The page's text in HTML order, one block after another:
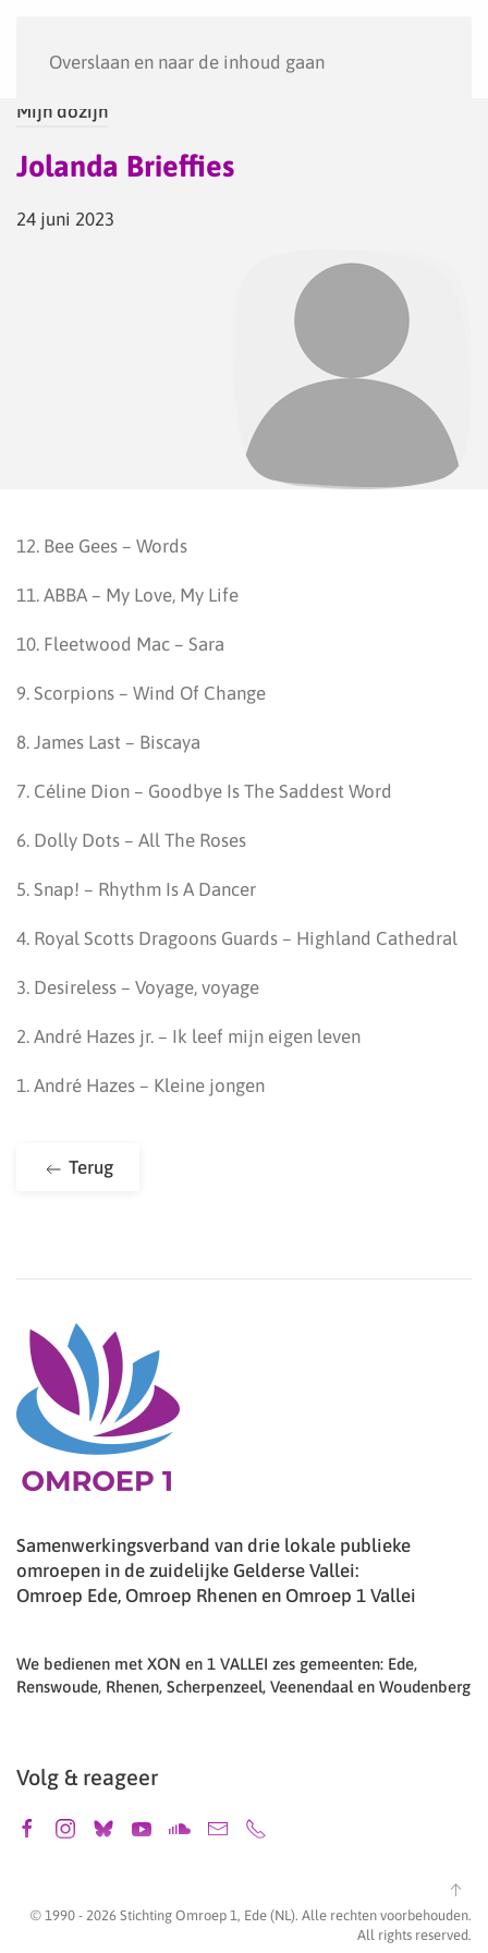
Overslaan en naar de inhoud gaan
Mijn dozijn
Jolanda Brieffies
24 juni 2023
12. Bee Gees – Words
11. ABBA – My Love, My Life
10. Fleetwood Mac – Sara
9. Scorpions – Wind Of Change
8. James Last – Biscaya
7. Céline Dion – Goodbye Is The Saddest Word
6. Dolly Dots – All The Roses
5. Snap! – Rhythm Is A Dancer
4. Royal Scotts Dragoons Guards – Highland Cathedral
3. Desireless – Voyage, voyage
2. André Hazes jr. – Ik leef mijn eigen leven
1. André Hazes – Kleine jongen
Terug
Samenwerkingsverband van drie lokale publieke
omroepen in de zuidelijke Gelderse Vallei:
Omroep Ede, Omroep Rhenen en Omroep 1 Vallei
We bedienen met XON en 1 VALLEI zes gemeenten: Ede,
Renswoude, Rhenen, Scherpenzeel, Veenendaal en Woudenberg
Volg & reageer
© 1990 - 2026 Stichting Omroep 1, Ede (NL). Alle rechten voorbehouden.
All rights reserved.